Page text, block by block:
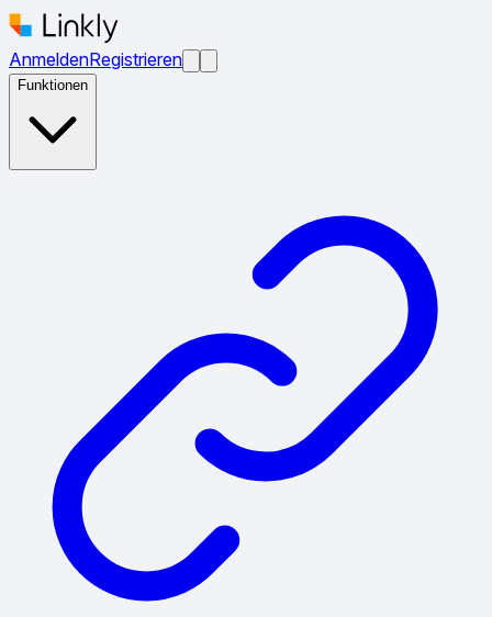
AnmeldenRegistrieren
Funktionen